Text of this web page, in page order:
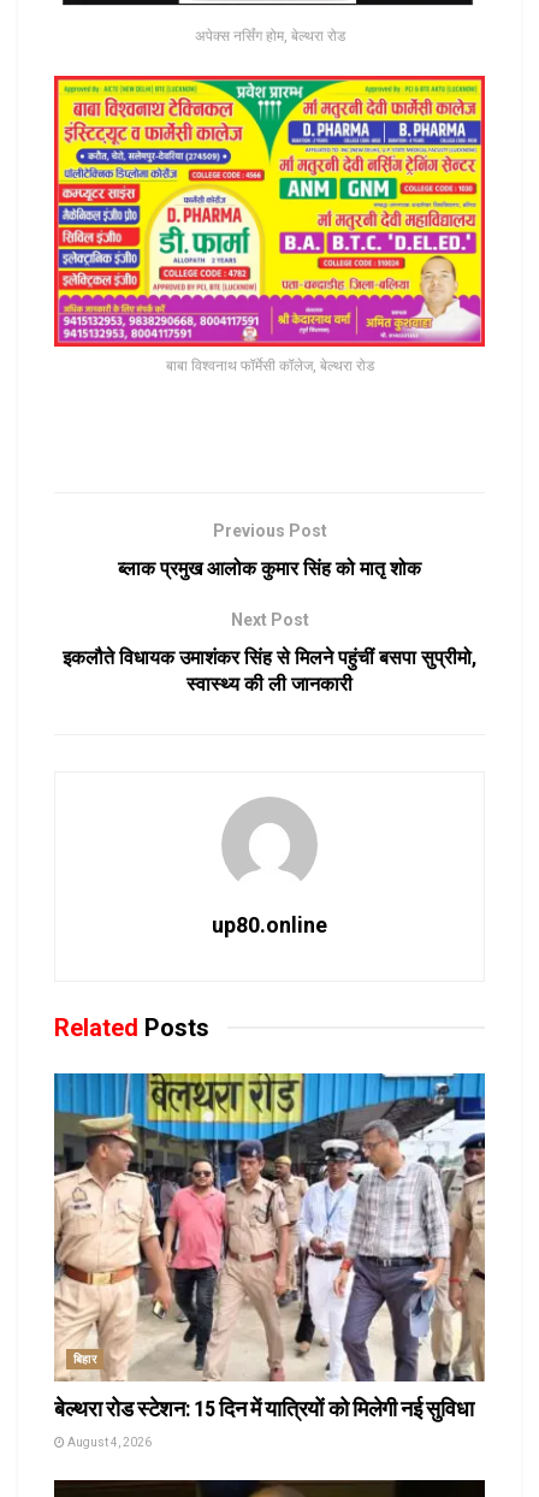
अपेक्स नर्सिंग होम, बेल्थरा रोड
बाबा विश्वनाथ फॉर्मेसी कॉलेज, बेल्थरा रोड
Previous Post
ब्लाक प्रमुख आलोक कुमार सिंह को मातृ शोक
Next Post
इकलौते विधायक उमाशंकर सिंह से मिलने पहुंचीं बसपा सुप्रीमो,
स्वास्थ्य की ली जानकारी
up80.online
Related Posts
बिहार
बेल्थरा रोड स्टेशन: 15 दिन में यात्रियों को मिलेगी नई सुविधा
August 4, 2026